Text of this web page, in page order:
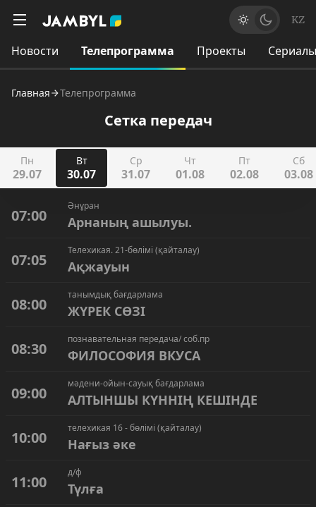
KZ
Новости Телепрограмма Проекты Сериалы
Главная Телепрограмма
Сетка передач
Пн
29.07
Вт
30.07
Ср
31.07
Чт
01.08
Пт
02.08
Сб
03.08
07:00
Әнұран
Арнаның ашылуы.
07:05
Телехикая. 21-бөлімі (қайталау)
Ақжауын
08:00
танымдық бағдарлама
ЖҮРЕК СӨЗІ
08:30
познавательная передача/ соб.пр
ФИЛОСОФИЯ ВКУСА
09:00
мәдени-ойын-сауық бағдарлама
АЛТЫНШЫ КҮННІҢ КЕШІНДЕ
10:00
телехикая 16 - бөлімі (қайталау)
Нағыз әке
11:00
д/ф
Түлға